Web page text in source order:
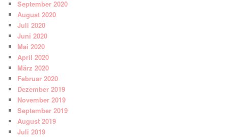
September 2020
August 2020
Juli 2020
Juni 2020
Mai 2020
April 2020
März 2020
Februar 2020
Dezember 2019
November 2019
September 2019
August 2019
Juli 2019